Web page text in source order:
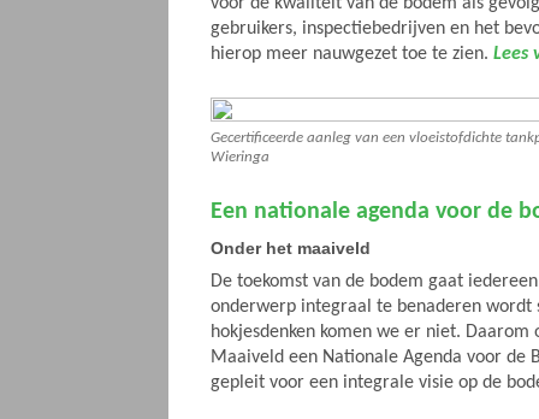
gebruikers, inspectiebedrijven en het
hierop meer nauwgezet toe te zien. Lees
Gecertificeerde aanleg van een vloeistofdichte
Wieringa
Een nationale agenda voor de
Onder het maaiveld
De toekomst van de bodem gaat
onderwerp integraal te benaderen wordt
hokjesdenken komen we er niet.
Maaiveld een Nationale Agenda voor de
gepleit voor een integrale visie op de